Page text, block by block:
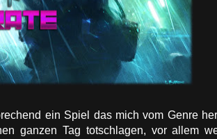
ein Spiel das mich vom Genre
ganzen Tag totschlagen, vor allem